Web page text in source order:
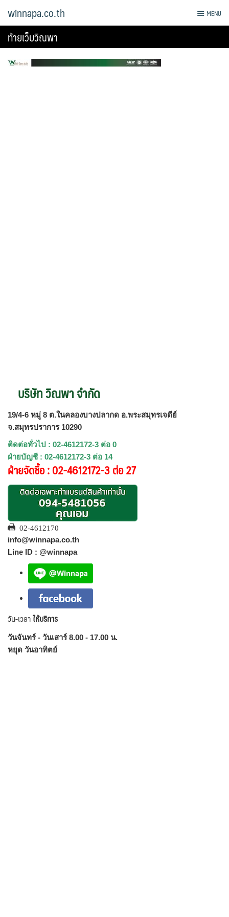
winnapa.co.th MENU
ท้ายเว็บวิณพา
บริษัท วิณพา จำกัด
19/4-6 หมู่ 8 ต.ในคลองบางปลากด อ.พระสมุทรเจดีย์
จ.สมุทรปราการ 10290
ติดต่อทั่วไป : 02-4612172-3 ต่อ 0
ฝ่ายบัญชี : 02-4612172-3 ต่อ 14
ฝ่ายจัดซื้อ : 02-4612172-3 ต่อ 27
02-4612170
info@winnapa.co.th
Line ID : @winnapa
วัน-เวลาให้บริการ
วันจันทร์ - วันเสาร์ 8.00 - 17.00 น.
หยุด วันอาทิตย์